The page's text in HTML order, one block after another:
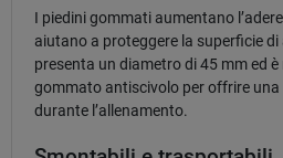
I piedini gommati aumentano
aiutano a proteggere la superficie
presenta un diametro di 45 mm ed
gommato antiscivolo per offrire
durante l’allenamento.